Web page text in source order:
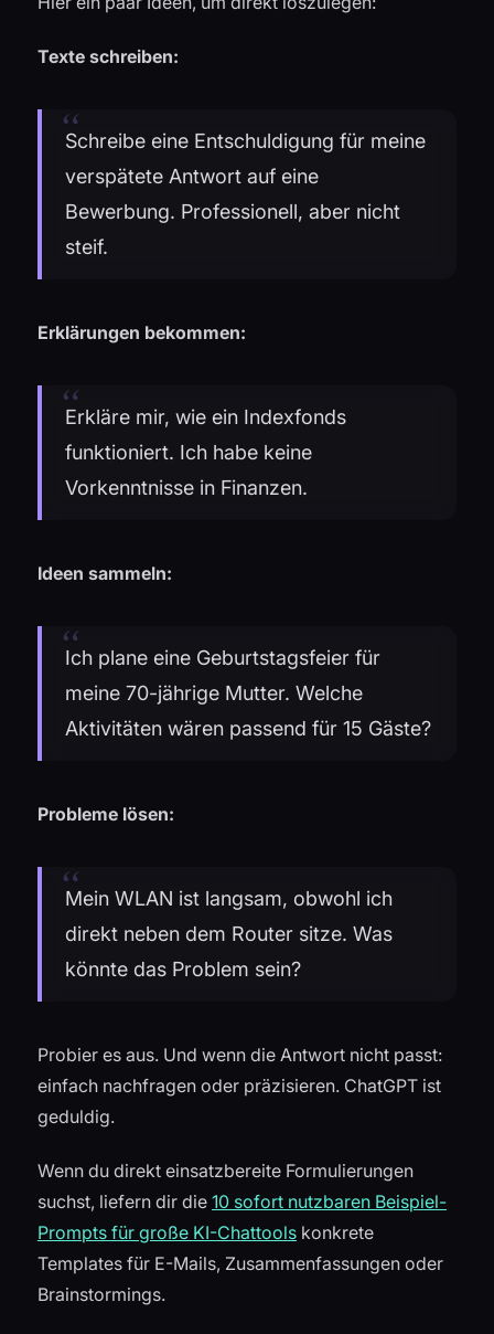
Texte schreiben:
Schreibe eine Entschuldigung für meine
verspätete Antwort auf eine
Bewerbung. Professionell, aber nicht
steif.
Erklärungen bekommen:
Erkläre mir, wie ein Indexfonds
funktioniert. Ich habe keine
Vorkenntnisse in Finanzen.
Ideen sammeln:
Ich plane eine Geburtstagsfeier für
meine 70-jährige Mutter. Welche
Aktivitäten wären passend für 15 Gäste?
Probleme lösen:
Mein WLAN ist langsam, obwohl ich
direkt neben dem Router sitze. Was
könnte das Problem sein?
Probier es aus. Und wenn die Antwort nicht passt:
einfach nachfragen oder präzisieren. ChatGPT ist
geduldig.
Wenn du direkt einsatzbereite Formulierungen
suchst, liefern dir die 10 sofort nutzbaren Beispiel-
Prompts für große KI-Chattools konkrete
Templates für E-Mails, Zusammenfassungen oder
Brainstormings.